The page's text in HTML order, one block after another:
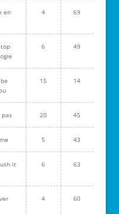
en
4 69
6 49
15 14
pas 20 45
5 43
it 6 63
4 60